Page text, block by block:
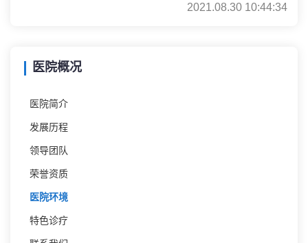
2021.08.30 10:44:34
医院概况
医院简介
发展历程
领导团队
荣誉资质
医院环境
特色诊疗